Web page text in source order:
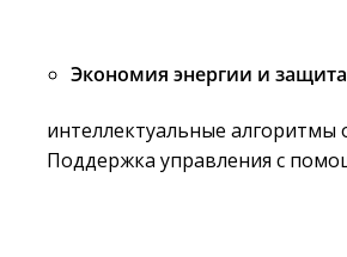
Экономия энергии и
интеллектуальные алгоритмы
Поддержка управления с